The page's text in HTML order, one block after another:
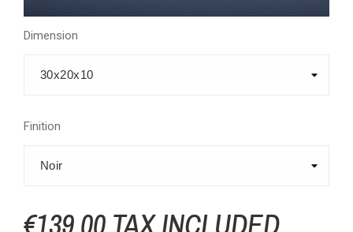
Dimension
Finition